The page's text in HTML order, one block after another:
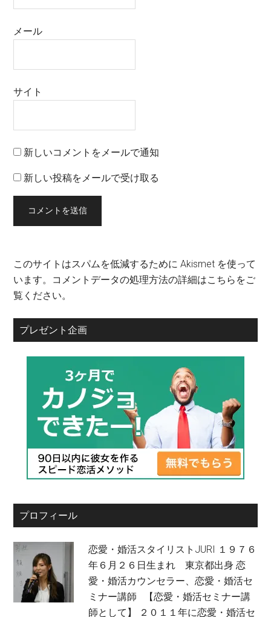
メール
サイト
新しいコメントをメールで通知
新しい投稿をメールで受け取る
このサイトはスパムを低減するために Akismet を使って
います。 コメントデータの処理方法の詳細はこちらをご
覧ください。
プレゼント企画
プロフィール
恋愛・婚活スタイリストJURI １９７６
年６月２６日生まれ 東京都出身 恋
愛・婚活カウンセラー、恋愛・婚活セ
ミナー講師 【恋愛・婚活セミナー講
師として】 ２０１１年に恋愛・婚活セ